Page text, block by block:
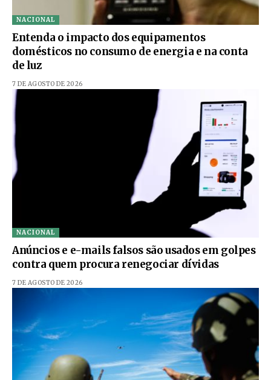
NACIONAL
Entenda o impacto dos equipamentos
domésticos no consumo de energia e na conta
de luz
7 DE AGOSTO DE 2026
NACIONAL
Anúncios e e-mails falsos são usados em golpes
contra quem procura renegociar dívidas
7 DE AGOSTO DE 2026